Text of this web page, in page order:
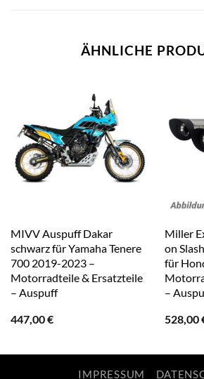
ÄHNLICHE
MIVV Auspuff Dakar
schwarz für Yamaha Tenere
700 2019-2023 –
Motorradteile & Ersatzteile
– Auspuff
447,00€
Miller
on
für
–
528,00
IMPRESSUM